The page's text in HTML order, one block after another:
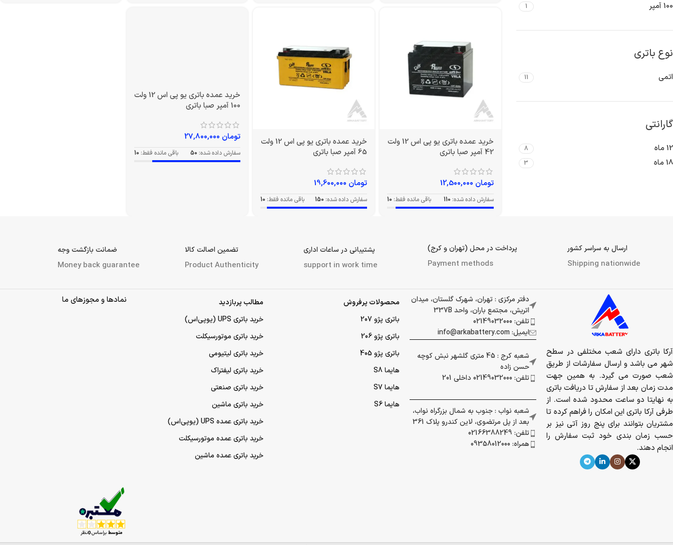
100 آمپر 1
نوع باتری
اتمی 11
گارانتی
12 ماه 8
18 ماه 3
خرید عمده باتری یو پی اس 12 ولت
42 آمپر صبا باتری
تومان
سفارش داده شده: 110 باقی مانده فقط: 10
خرید عمده باتری یو پی اس 12 ولت
65 آمپر صبا باتری
تومان
سفارش داده شده: 150 باقی مانده فقط: 10
خرید عمده باتری یو پی اس 12 ولت
100 آمپر صبا باتری
تومان
سفارش داده شده: 50 باقی مانده فقط: 10
ارسال به سراسر کشور
Shipping nationwide
پرداخت در محل (تهران و کرج)
Payment methods
پشتیبانی در ساعات اداری
support in work time
تضمین اصالت کالا
Product Authenticity
ضمانت بازگشت وجه
Money back guarantee
آرکا باتری دارای شعب مختلفی در سطح
شهر می باشد و ارسال سفارشات از طریق
شعب صورت می گیرد. به همین جهت
مدت زمان بعد از سفارش تا دریافت باتری
به نهایتا دو ساعت محدود شده است. از
طرفی آرکا باتری این امکان را فراهم کرده تا
مشتریان بتوانند برای پنج روز آتی نیز بر
حسب زمان بندی خود ثبت سفارش را
انجام دهند.
دفتر مرکزی : تهران، شهرک گلستان، میدان
اتریش، مجتمع باران، واحد 337B
تلفن: 02149032000
ایمیل: info@arkabattery.com
شعبه کرج : 45 متری گلشهر نبش کوچه
حسن زاده
تلفن: 02149032000 داخلی 201
شعبه نواب : جنوب به شمال بزرگراه نواب،
بعد از پل مرتضوی، لاین کندرو پلاک 361
تلفن: 02166388249
همراه: 09358012000
محصولات پرفروش
باتری پژو 207
باتری پژو 206
باتری پژو 405
هایما S8
هایما S7
هایما S6
مطالب پربازدید
خرید باتری UPS (یو‌پی‌اس)
خرید باتری موتورسیکلت
خرید باتری لیتیومی
خرید باتری لیفتراک
خرید باتری صنعتی
خرید باتری ماشین
خرید باتری عمده UPS (یو‌پی‌اس)
خرید باتری عمده موتورسیکلت
خرید باتری عمده ماشین
نمادها و مجوزهای ما